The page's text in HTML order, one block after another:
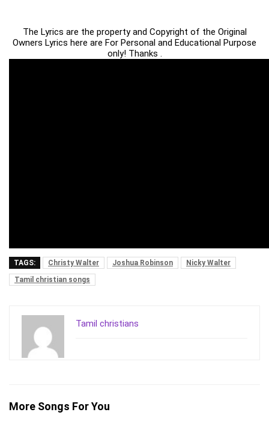
The Lyrics are the property and Copyright of the Original
Owners Lyrics here are For Personal and Educational Purpose
only! Thanks .
TAGS: Christy Walter Joshua Robinson
Nicky Walter
Tamil christian songs
Tamil christians
More Songs For You